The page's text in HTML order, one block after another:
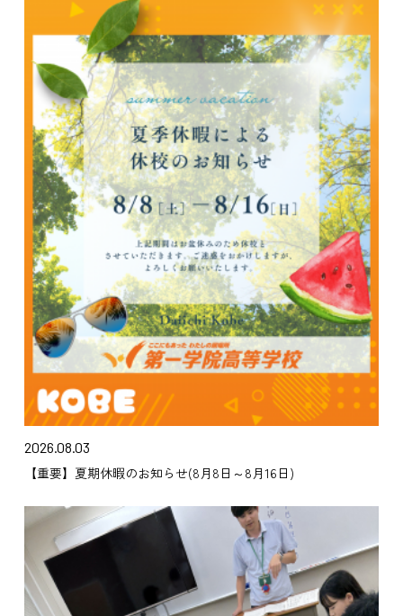
2026.08.03
【重要】夏期休暇のお知らせ(8月8日～8月16日)